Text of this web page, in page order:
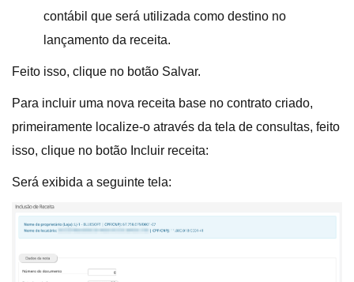
contábil que será utilizada como destino no
lançamento da receita.
Feito isso, clique no botão Salvar.
Para incluir uma nova receita base no contrato criado,
primeiramente localize-o através da tela de consultas, feito
isso, clique no botão Incluir receita:
Será exibida a seguinte tela: